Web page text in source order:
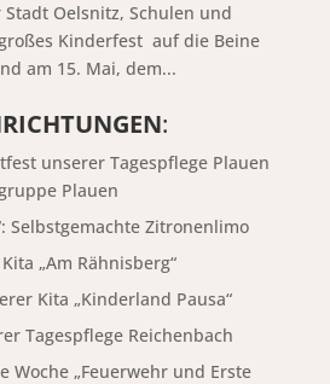
Oelsnitz, Schulen und
Kinderfest auf die Beine
am 15. Mai, dem...
:
unserer Tagespflege Plauen
Plauen
Selbstgemachte Zitronenlimo
„Am Rähnisberg“
Kita „Kinderland Pausa“
Tagespflege Reichenbach
Woche „Feuerwehr und Erste